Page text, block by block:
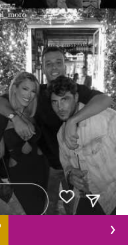
compleanno di Edoardo